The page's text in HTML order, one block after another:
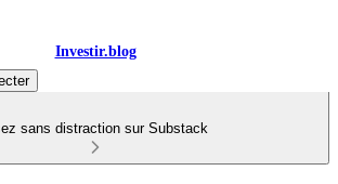
Investir.blog
sans distraction sur Substack